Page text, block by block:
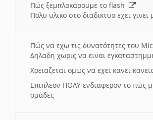
Πώς ξεμπλοκάρουμε το flash
Πολυ υλικο στο διαδικτυο εχει
Πώς να εχω τις δυνατότητες του
Δηλαδη χωρις να ειναι
Χρειαζεται ομως να εχει κανει
Επιπλεον ΠΟΛΥ ενδιαφερον το πώς
ομάδες